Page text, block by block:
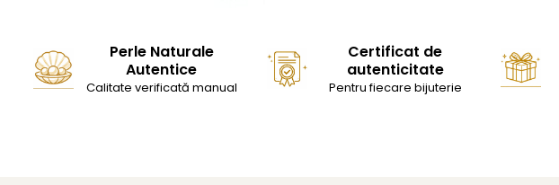
Perle Naturale
Autentice
Calitate verificată manual
Certificat de
autenticitate
Pentru fiecare bijuterie